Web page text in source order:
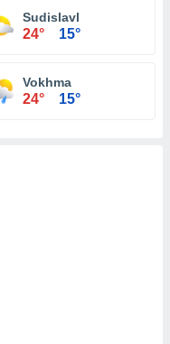
Sudislavl
24° 15°
Vokhma
24° 15°